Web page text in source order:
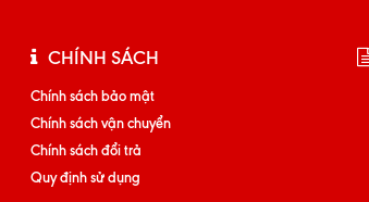
CHÍNH SÁCH
Chính sách bảo mật
Chính sách vận chuyển
Chính sách đổi trả
Quy định sử dụng